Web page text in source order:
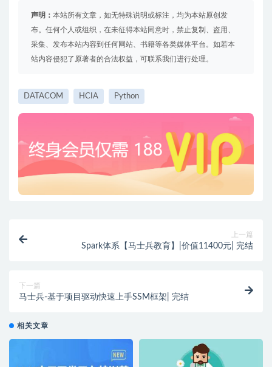
声明： 本站所有文章，如无特殊说明或标注，均为本站原创发
布。任何个人或组织，在未征得本站同意时，禁止复制、盗用、
采集、发布本站内容到任何网站、书籍等各类媒体平台。如若本
站内容侵犯了原著者的合法权益，可联系我们进行处理。
DATACOM HCIA Python
上一篇
Spark体系【马士兵教育】|价值11400元| 完结
下一篇
马士兵-基于项目驱动快速上手SSM框架| 完结
相关文章